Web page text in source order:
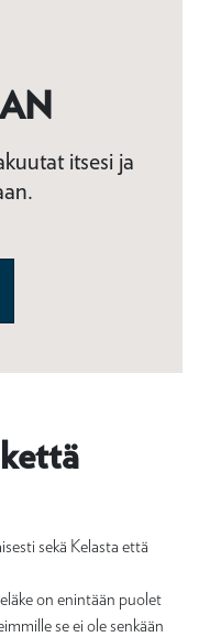
itsesi ja
sekä Kelasta että
on enintään puolet
se ei ole senkään